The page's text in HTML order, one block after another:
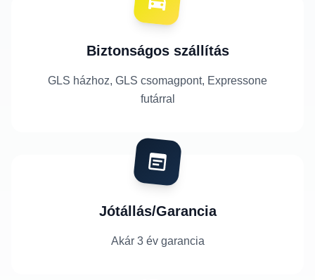
Biztonságos szállítás
GLS házhoz, GLS csomagpont, Expressone
futárral
Jótállás/Garancia
Akár 3 év garancia